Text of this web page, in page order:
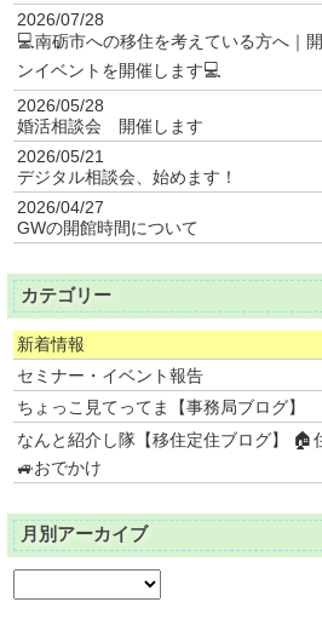
2026/07/28
💻南砺市への移住を考えている方へ｜
ンイベントを開催します💻
2026/05/28
婚活相談会 開催します
2026/05/21
デジタル相談会、始めます！
2026/04/27
GWの開館時間について
カテゴリー
新着情報
セミナー・イベント報告
ちょっこ見てってま【事務局ブログ】
なんと紹介し隊【移住定住ブログ】 🏠
🚙おでかけ
月別アーカイブ